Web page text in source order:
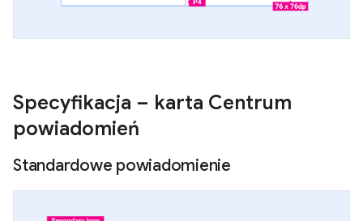
Specyfikacja – karta Centrum
powiadomień
Standardowe powiadomienie